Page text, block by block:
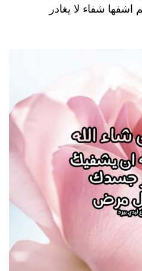
اشفها شفاء لا يغادر